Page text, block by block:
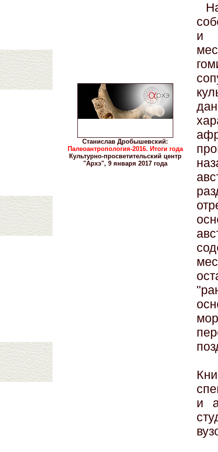
Станислав Дробышевский:
Палеоантропология-2016. Итоги года
Культурно-просветительский центр
"Архэ", 9 января 2017 года
и
и